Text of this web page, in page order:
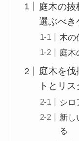
庭木の抜
選ぶべき
木の
庭木
庭木を伐
トとリス
シロ
新し
る